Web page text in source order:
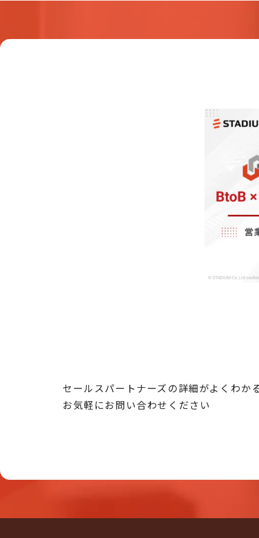
セールスパートナーズの詳細がよくわか
お気軽にお問い合わせください